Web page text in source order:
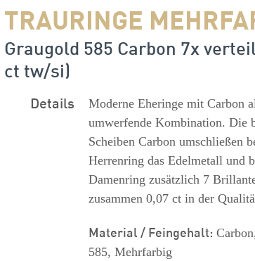
TRAURINGE
Graugold 585 Carbon 7x
ct tw/si)
Details
Moderne Eheringe mit Carbon
umwerfende Kombination. Die
Scheiben Carbon umschließen
Herrenring das Edelmetall und
Damenring zusätzlich 7
zusammen 0,07 ct in der
Material / Feingehalt:
585, Mehrfarbig